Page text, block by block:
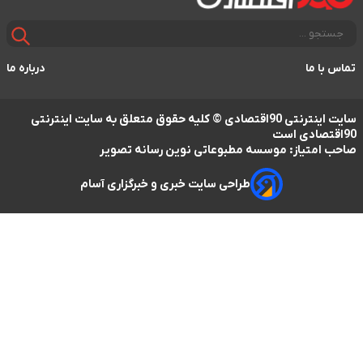
سایت اینترنتی 90اقتصادی © کلیه حقوق متعلق به سایت اینترنتی
مطبوعاتی نوین رسانه تصویر
طراحی سایت خبری و خبرگزاری آسام